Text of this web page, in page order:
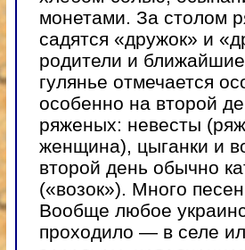
монетами. За столом
садятся «дружок» и
родители и
гулянье отмечается
особенно на второй
ряженых: невесты
женщина), цыганки и
второй день обычно
(«возок»). Много
Вообще любое
проходило — в селе